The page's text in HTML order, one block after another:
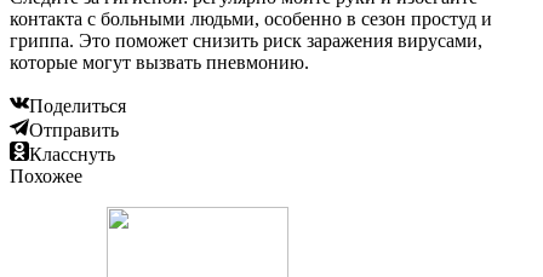
контакта с больными людьми, особенно в сезон простуд и
гриппа. Это поможет снизить риск заражения вирусами,
которые могут вызвать пневмонию.
Поделиться
Отправить
Класснуть
Похожее